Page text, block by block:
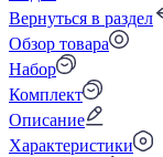
Вернуться в раздел
Обзор товара
Набор
Комплект
Описание
Характеристики